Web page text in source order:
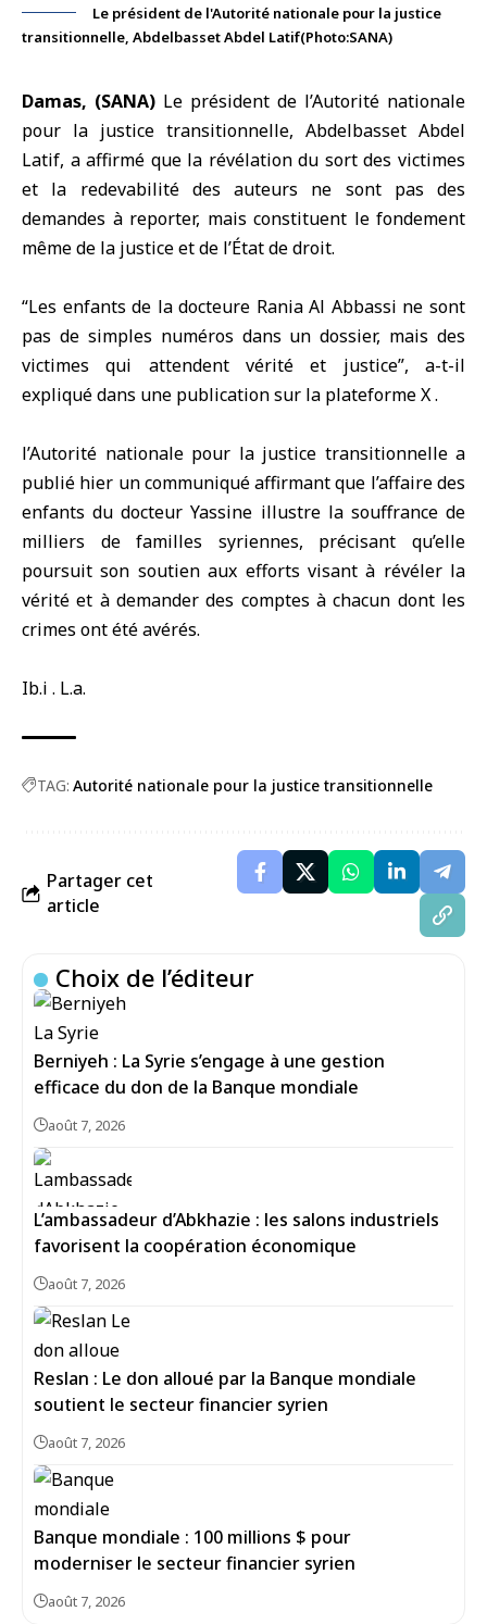
Le président de l'Autorité nationale pour la justice
transitionnelle, Abdelbasset Abdel Latif(Photo:SANA)
Damas, (SANA) Le président de l’Autorité nationale
pour la justice transitionnelle, Abdelbasset Abdel
Latif, a affirmé que la révélation du sort des victimes
et la redevabilité des auteurs ne sont pas des
demandes à reporter, mais constituent le fondement
même de la justice et de l’État de droit.
“Les enfants de la docteure Rania Al Abbassi ne sont
pas de simples numéros dans un dossier, mais des
victimes qui attendent vérité et justice”, a-t-il
expliqué dans une publication sur la plateforme X .
l’Autorité nationale pour la justice transitionnelle a
publié hier un communiqué affirmant que l’affaire des
enfants du docteur Yassine illustre la souffrance de
milliers de familles syriennes, précisant qu’elle
poursuit son soutien aux efforts visant à révéler la
vérité et à demander des comptes à chacun dont les
crimes ont été avérés.
Ib.i . L.a.
TAG: Autorité nationale pour la justice transitionnelle
Partager cet
article
Choix de l’éditeur
Berniyeh : La Syrie s’engage à une gestion
efficace du don de la Banque mondiale
août 7, 2026
L’ambassadeur d’Abkhazie : les salons industriels
favorisent la coopération économique
août 7, 2026
Reslan : Le don alloué par la Banque mondiale
soutient le secteur financier syrien
août 7, 2026
Banque mondiale : 100 millions $ pour
moderniser le secteur financier syrien
août 7, 2026